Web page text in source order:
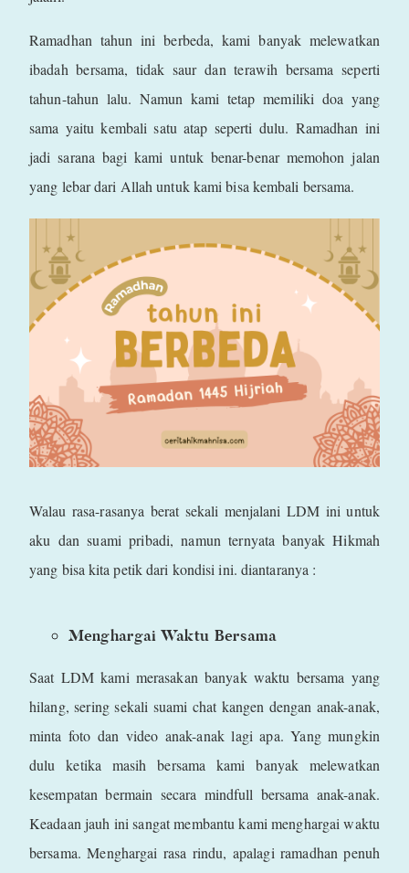
Ramadhan tahun ini berbeda, kami banyak melewatkan
ibadah bersama, tidak saur dan terawih bersama seperti
tahun-tahun lalu. Namun kami tetap memiliki doa yang
sama yaitu kembali satu atap seperti dulu. Ramadhan ini
jadi sarana bagi kami untuk benar-benar memohon jalan
yang lebar dari Allah untuk kami bisa kembali bersama.
Walau rasa-rasanya berat sekali menjalani LDM ini untuk
aku dan suami pribadi, namun ternyata banyak Hikmah
yang bisa kita petik dari kondisi ini. diantaranya :
Menghargai Waktu Bersama
Saat LDM kami merasakan banyak waktu bersama yang
hilang, sering sekali suami chat kangen dengan anak-anak,
minta foto dan video anak-anak lagi apa. Yang mungkin
dulu ketika masih bersama kami banyak melewatkan
kesempatan bermain secara mindfull bersama anak-anak.
Keadaan jauh ini sangat membantu kami menghargai waktu
bersama. Menghargai rasa rindu, apalagi ramadhan penuh